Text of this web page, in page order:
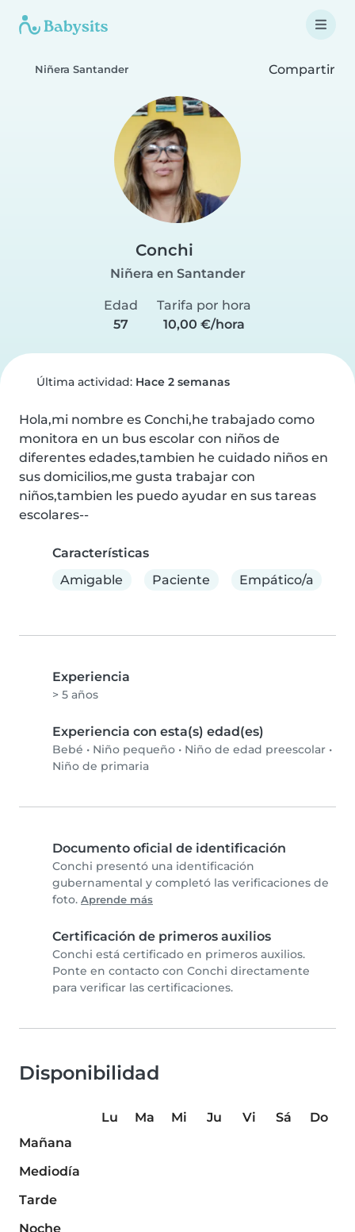
Niñera Santander Compartir
Conchi
Niñera en Santander
Edad
57
Tarifa por hora
10,00 €/hora
Última actividad: Hace 2 semanas
Hola,mi nombre es Conchi,he trabajado como
monitora en un bus escolar con niños de
diferentes edades,tambien he cuidado niños en
sus domicilios,me gusta trabajar con
niños,tambien les puedo ayudar en sus tareas
escolares--
Características
Amigable
Paciente Empático/a
Experiencia
> 5 años
Experiencia con esta(s) edad(es)
Bebé • Niño pequeño • Niño de edad preescolar •
Niño de primaria
Documento oficial de identificación
Conchi presentó una identificación
gubernamental y completó las verificaciones de
foto. Aprende más
Certificación de primeros auxilios
Conchi está certificado en primeros auxilios.
Ponte en contacto con Conchi directamente
para verificar las certificaciones.
Disponibilidad
Lu Ma Mi Ju Vi Sá
Do
Mañana
Mediodía
Tarde
Noche